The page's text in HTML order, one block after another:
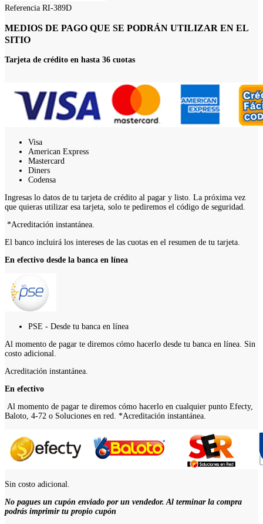
Referencia RI-389D
MEDIOS DE PAGO QUE SE PODRÁN UTILIZAR EN EL
SITIO
Tarjeta de crédito en hasta 36 cuotas
Visa
American Express
Mastercard
Diners
Codensa
Ingresas lo datos de tu tarjeta de crédito al pagar y listo. La próxima vez
que quieras utilizar esa tarjeta, solo te pediremos el código de seguridad.
*Acreditación instantánea.
El banco incluirá los intereses de las cuotas en el resumen de tu tarjeta.
En efectivo desde la banca en línea
PSE - Desde tu banca en línea
Al momento de pagar te diremos cómo hacerlo desde tu banca en línea. Sin
costo adicional.
Acreditación instantánea.
En efectivo
Al momento de pagar te diremos cómo hacerlo en cualquier punto Efecty,
Baloto, 4-72 o Soluciones en red. *Acreditación instantánea.
Sin costo adicional.
No pagues un cupón enviado por un vendedor. Al terminar la compra
podrás imprimir tu propio cupón